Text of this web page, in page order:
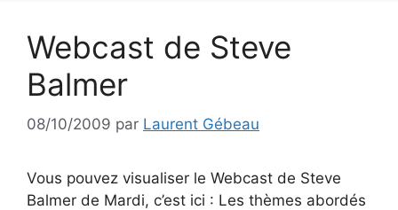
Webcast de Steve
Balmer
08/10/2009 par Laurent Gébeau
Vous pouvez visualiser le Webcast de Steve
Balmer de Mardi, c’est ici : Les thèmes abordés